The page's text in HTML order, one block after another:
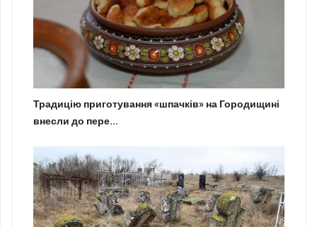
Традицію приготування «шпачків» на Городищині
внесли до пере...